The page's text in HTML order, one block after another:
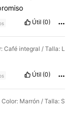
Útil (0)
Café integral / Talla: L
Útil (0)
Color: Marrón / Talla: S